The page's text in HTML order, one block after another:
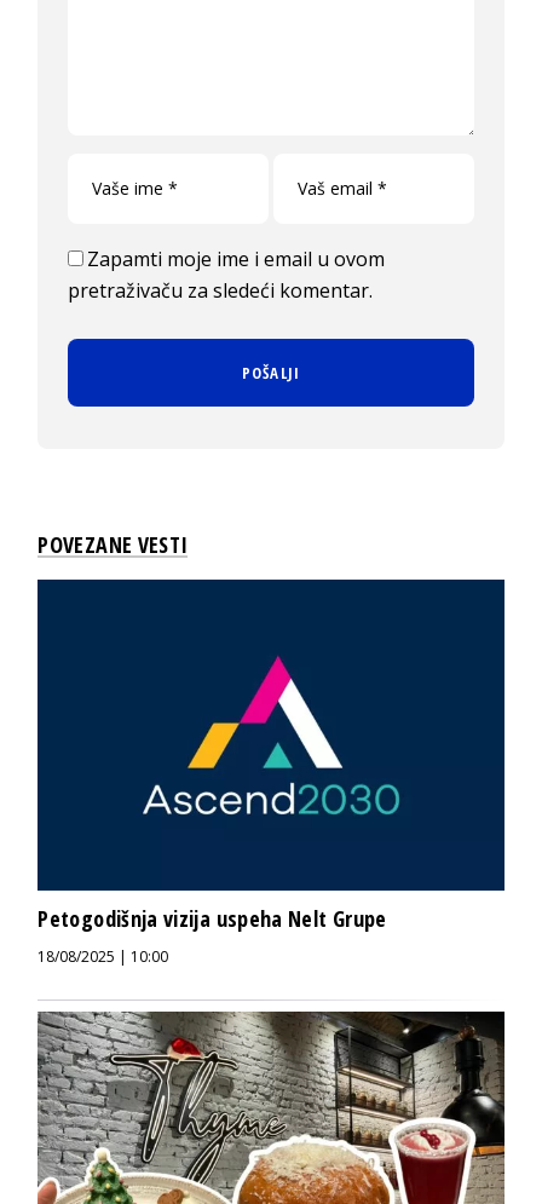
Zapamti moje ime i email u ovom
pretraživaču za sledeći komentar.
POVEZANE VESTI
Petogodišnja vizija uspeha Nelt Grupe
18/08/2025 | 10:00